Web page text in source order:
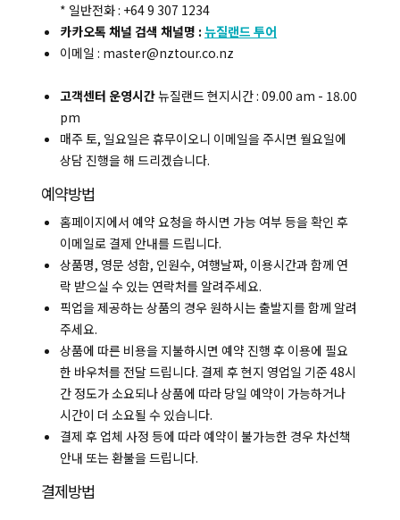
* 일반전화 : +64 9 307 1234
카카오톡 채널 검색 채널명 : 뉴질랜드 투어
이메일 : master@nztour.co.nz
고객센터 운영시간뉴질랜드 현지시간 : 09.00 am - 18.00
pm
매주 토, 일요일은 휴무이오니 이메일을 주시면 월요일에
상담 진행을 해 드리겠습니다.
예약방법
홈페이지에서 예약 요청을 하시면 가능 여부 등을 확인 후
이메일로 결제 안내를 드립니다.
상품명, 영문 성함, 인원수, 여행날짜, 이용시간과 함께 연
락 받으실 수 있는 연락처를 알려주세요.
픽업을 제공하는 상품의 경우 원하시는 출발지를 함께 알려
주세요.
상품에 따른 비용을 지불하시면 예약 진행 후 이용에 필요
한 바우처를 전달 드립니다. 결제 후 현지 영업일 기준 48시
간 정도가 소요되나 상품에 따라 당일 예약이 가능하거나
시간이 더 소요될 수 있습니다.
결제 후 업체 사정 등에 따라 예약이 불가능한 경우 차선책
안내 또는 환불을 드립니다.
결제방법